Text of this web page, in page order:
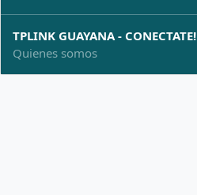
TPLINK GUAYANA - CONECTATE!
Quienes somos